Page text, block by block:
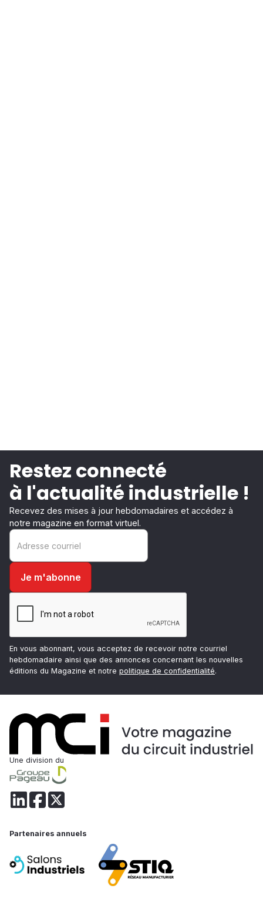
Restez connecté
à l'actualité industrielle !
Recevez des mises à jour hebdomadaires et accédez à
notre magazine en format virtuel.
En vous abonnant, vous acceptez de recevoir notre courriel
hebdomadaire ainsi que des annonces concernant les nouvelles
éditions du Magazine et notre politique de confidentialité.
Une division du
Partenaires annuels